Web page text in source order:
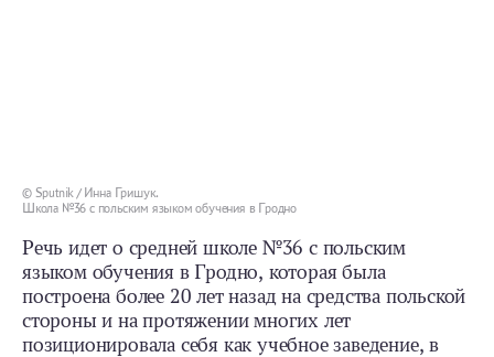
© Sputnik / Инна Гришук.
Школа №36 с польским языком обучения в Гродно
Речь идет о средней школе №36 с польским
языком обучения в Гродно, которая была
построена более 20 лет назад на средства польской
стороны и на протяжении многих лет
позиционировала себя как учебное заведение, в